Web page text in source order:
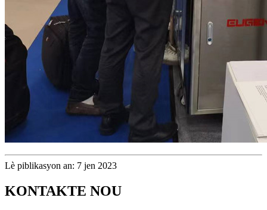
Lè piblikasyon an: 7 jen 2023
KONTAKTE NOU